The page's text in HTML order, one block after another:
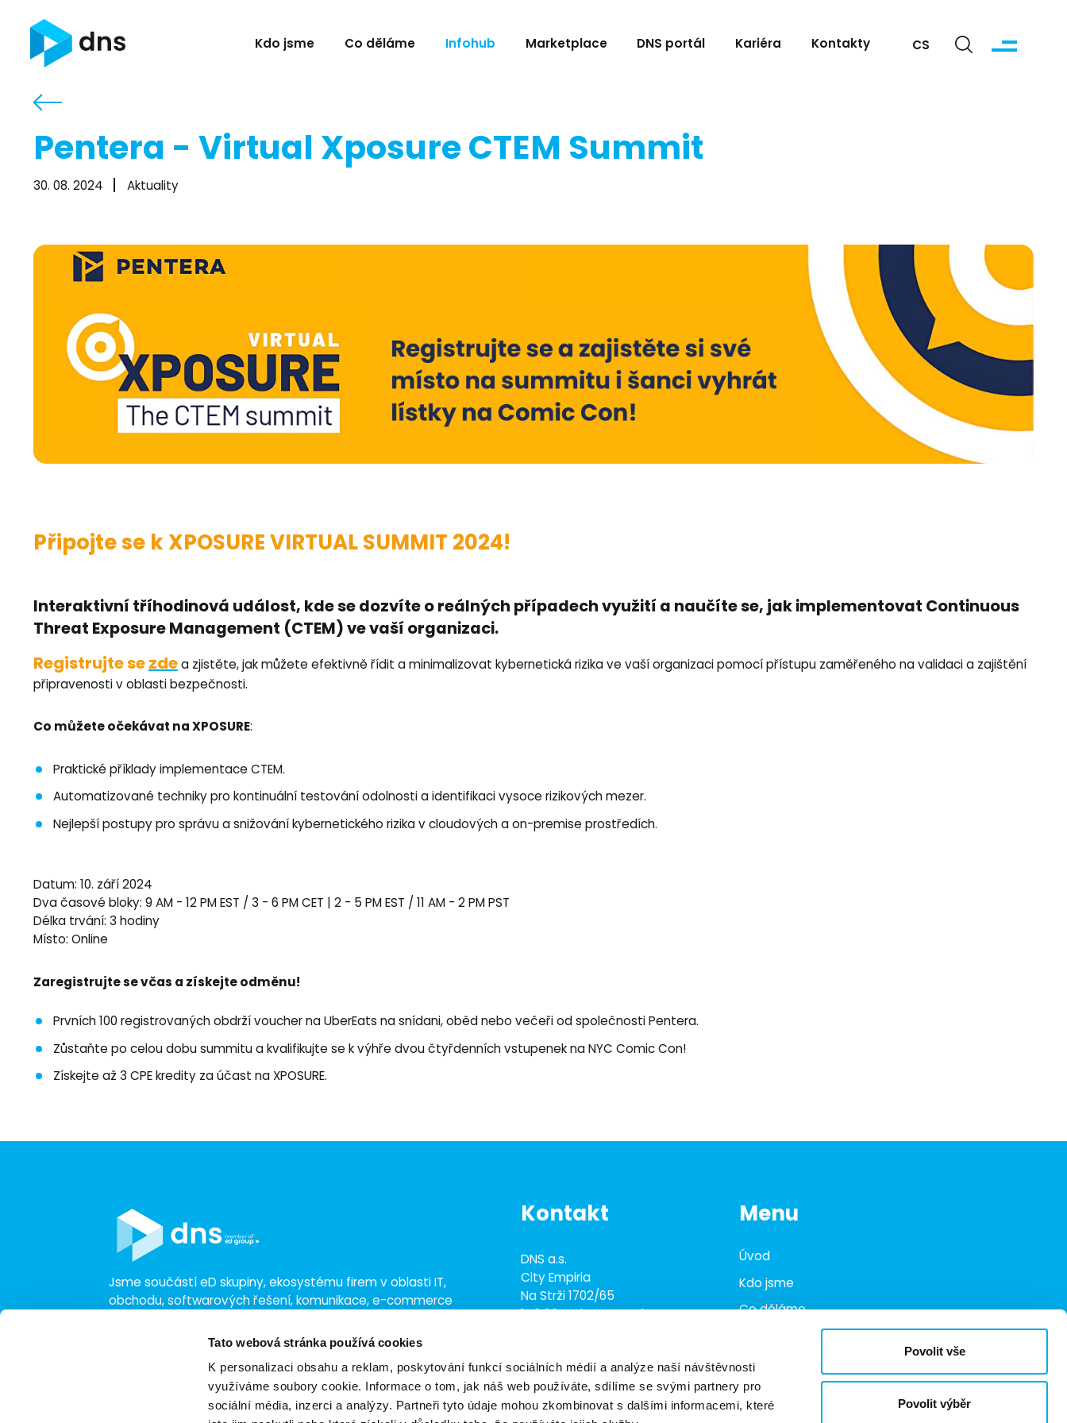
Tato webová stránka používá cookies
K personalizaci obsahu a reklam, poskytování funkcí sociálních médií a analýze naší návštěvnosti
využíváme soubory cookie. Informace o tom, jak náš web používáte, sdílíme se svými partnery pro
sociální média, inzerci a analýzy. Partneři tyto údaje mohou zkombinovat s dalšími informacemi, které
Povolit vše
Povolit výběr
Kdo jsme Co děláme Infohub Marketplace DNS portál Kariéra Kontakty CS
Pentera - Virtual Xposure CTEM Summit
30. 08. 2024 Aktuality
Připojte se k XPOSURE VIRTUAL SUMMIT 2024!
Interaktivní tříhodinová událost, kde se dozvíte o reálných případech využití a naučíte se, jak implementovat Continuous
Threat Exposure Management (CTEM) ve vaší organizaci.
Registrujte sezdea zjistěte, jak můžete efektivně řídit a minimalizovat kybernetická rizika ve vaší organizaci pomocí přístupu zaměřeného na validaci a zajištění
připravenosti v oblasti bezpečnosti.
Co můžete očekávat na XPOSURE:
Praktické příklady implementace CTEM.
Automatizované techniky pro kontinuální testování odolnosti a identifikaci vysoce rizikových mezer.
Nejlepší postupy pro správu a snižování kybernetického rizika v cloudových a on-premise prostředích.
Datum: 10. září 2024
Dva časové bloky: 9 AM - 12 PM EST / 3 - 6 PM CET | 2 - 5 PM EST / 11 AM - 2 PM PST
Délka trvání: 3 hodiny
Místo: Online
Zaregistrujte se včas a získejte odměnu!
Prvních 100 registrovaných obdrží voucher na UberEats na snídani, oběd nebo večeři od společnosti Pentera.
Zůstaňte po celou dobu summitu a kvalifikujte se k výhře dvou čtyřdenních vstupenek na NYC Comic Con!
Získejte až 3 CPE kredity za účast na XPOSURE.
Jsme součástí eD skupiny, ekosystému firem v oblasti IT,
obchodu, softwarových řešení, komunikace, e-commerce
a tržbami přesahujícími 16 miliard.
Kontakt
DNS a.s.
City Empiria
Na Strži 1702/65
140 00 Praha 4 - Nusle
dns@dns.cz
Menu
Úvod
Kdo jsme
Co děláme
Marketplace
Kariéra
Kontakty